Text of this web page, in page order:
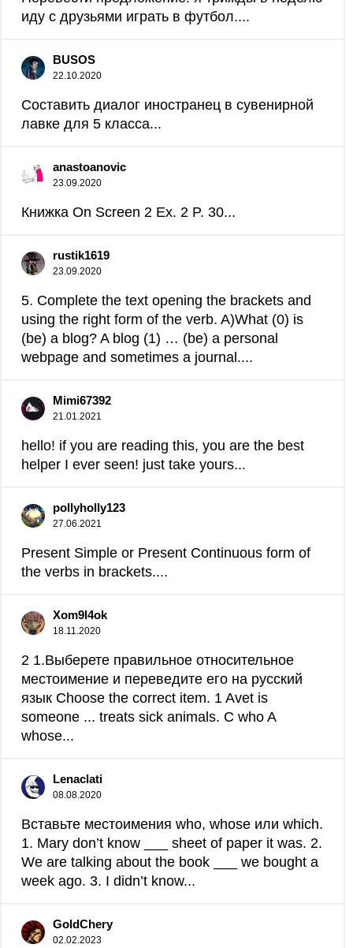
иду с друзьями играть в футбол....
BUSOS
22.10.2020
Составить диалог иностранец в сувенирной
лавке для 5 класса...
anastoanovic
23.09.2020
Книжка On Screen 2 Ex. 2 P. 30...
rustik1619
23.09.2020
5. Complete the text opening the brackets and
using the right form of the verb. A)What (0) is
(be) a blog? A blog (1) … (be) a personal
webpage and sometimes a journal....
Mimi67392
21.01.2021
hello! if you are reading this, you are the best
helper I ever seen! just take yours...
pollyholly123
27.06.2021
Present Simple or Present Continuous form of
the verbs in brackets.​...
Xom9l4ok
18.11.2020
2 1.Выберете правильное относительное
местоимение и переведите его на русский
язык Choose the correct item. 1 Avet is
someone ... treats sick animals. C who A
whose...
Lenaclati
08.08.2020
Вставьте местоимения who, whose или which.
1. Mary don’t know ___ sheet of paper it was. 2.
We are talking about the book ___ we bought a
week ago. 3. I didn’t know...
GoldChery
02.02.2023